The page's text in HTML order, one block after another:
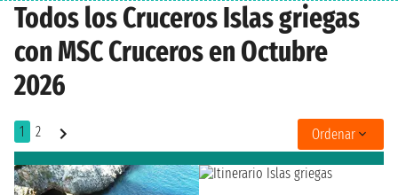
Todos los Cruceros Islas griegas
con MSC Cruceros en Octubre
2026
1 2 Ordenar